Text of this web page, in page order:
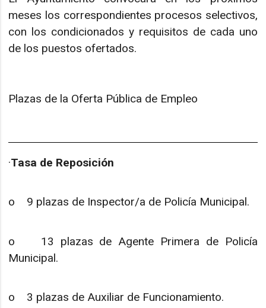
meses los correspondientes procesos selectivos,
con los condicionados y requisitos de cada uno
de los puestos ofertados.
Plazas de la Oferta Pública de Empleo
·Tasa de Reposición
o 9 plazas de Inspector/a de Policía Municipal.
o 13 plazas de Agente Primera de Policía
Municipal.
o 3 plazas de Auxiliar de Funcionamiento.